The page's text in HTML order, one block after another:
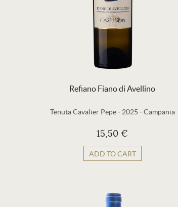
Refiano Fiano di Avellino
Tenuta Cavalier Pepe - 2025 -Campania
15,50 €
ADD TO CART